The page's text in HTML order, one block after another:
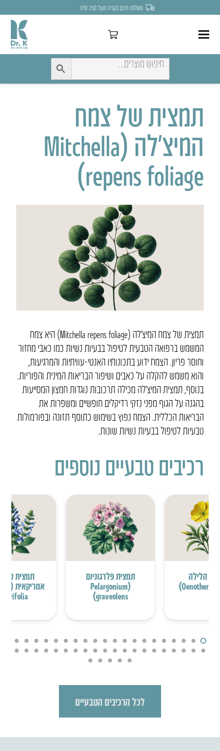
לחצו כאן להנחה של 7% לקניה הראשונה
תמצית של צמח
המיצ’לה (Mitchella
repens foliage)
תמצית של צמח המיצ’לה (Mitchella repens foliage) היא צמח
המשמש ברפואה הטבעית לטיפול בבעיות נשיות כמו כאבי מחזור
וחוסר פריון. הצמח ידוע בתכונותיו האנטי-עוויתיות והמרגיעות,
והוא משמש להקלה על כאבים ושיפור הבריאות המינית והפוריות.
בנוסף, תמצית המיצ’לה מכילה תרכובות נוגדות חמצון המסייעות
בהגנה על הגוף מפני נזקי רדיקלים חופשיים ומשפרות את
הבריאות הכללית. הצמח נפוץ בשימוש כתוסף תזונה ובפורמולות
טבעיות לטיפול בבעיות נשיות שונות.
רכיבים טבעיים נוספים
נר הלילה
תמצית פלרגוניום
(Pelargonium
graveolens)
תמצית
לכל הרכיבים הטבעיים